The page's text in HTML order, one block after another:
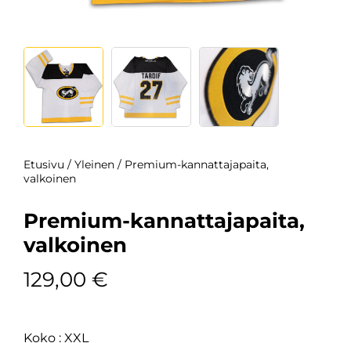
Etusivu / Yleinen / Premium-kannattajapaita,
valkoinen
Premium-kannattajapaita,
valkoinen
129,00 €
Koko XXL